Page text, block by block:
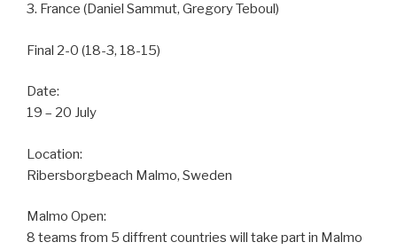
3. France (Daniel Sammut, Gregory Teboul)
Final 2-0 (18-3, 18-15)
Date:
19 – 20 July
Location:
Ribersborgbeach Malmo, Sweden
Malmo Open:
8 teams from 5 diffrent countries will take part in Malmo